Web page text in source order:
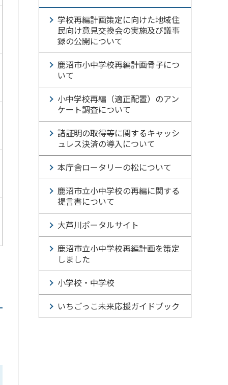
学校再編計画策定に向けた地域住
民向け意見交換会の実施及び議事
録の公開について
鹿沼市小中学校再編計画骨子につ
いて
小中学校再編（適正配置）のアン
ケート調査について
諸証明の取得等に関するキャッシ
ュレス決済の導入について
本庁舎ロータリーの松について
鹿沼市立小中学校の再編に関する
提言書について
大芦川ポータルサイト
鹿沼市立小中学校再編計画を策定
しました
小学校・中学校
いちごっこ未来応援ガイドブック